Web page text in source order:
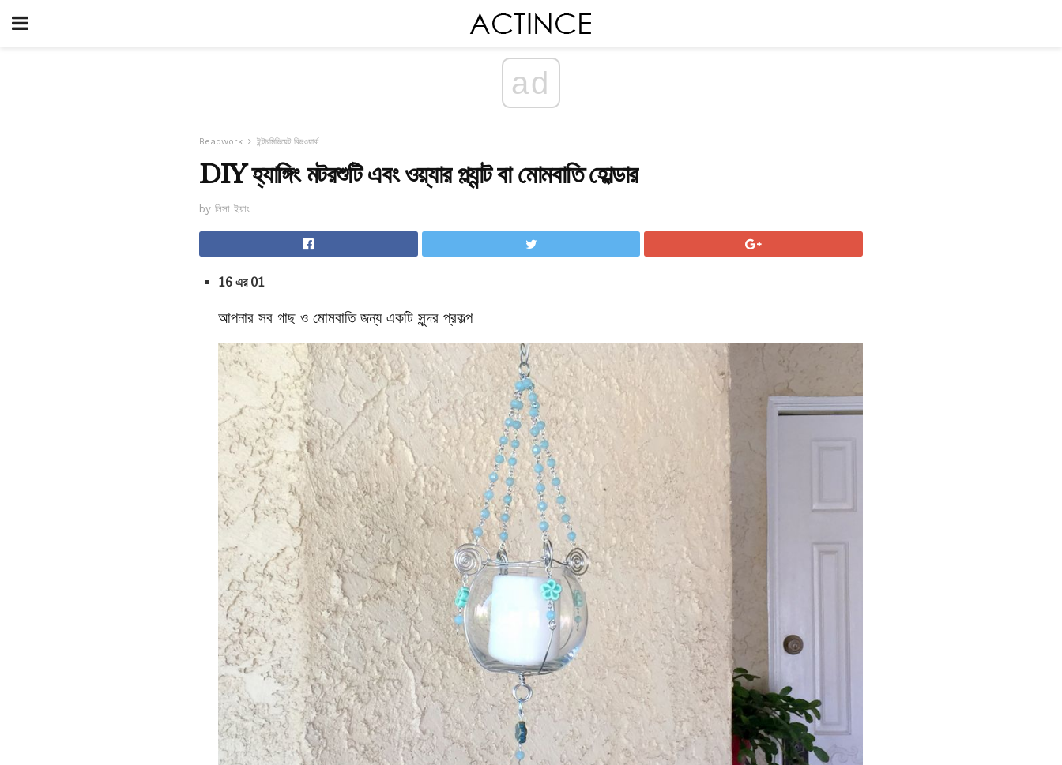
ad
Beadwork ইন্টারমিডিয়েট বিডওয়ার্ক
DIY হ্যাঙ্গিং মটরশুটি এবং ওয়্যার প্ল্যান্ট বা মোমবাতি হোল্ডার
by লিসা ইয়াং
16 এর 01
আপনার সব গাছ ও মোমবাতি জন্য একটি সুন্দর প্রকল্প